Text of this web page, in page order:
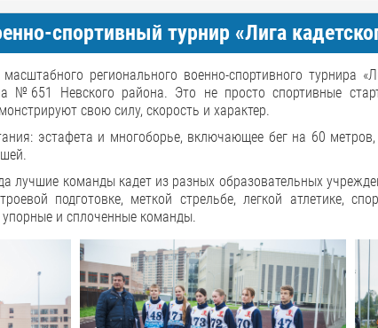
спортивный турнир «Лига
регионального военно-спортивного турнира
№651 Невского района. Это не просто спортивные
свою силу, скорость и характер.
эстафета и многоборье, включающее бег на 60
лучшие команды кадет из разных образовательных
подготовке, меткой стрельбе, легкой атлетике,
и сплоченные команды.